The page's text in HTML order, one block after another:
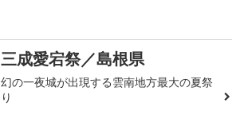
三成愛宕祭／島根県
幻の一夜城が出現する雲南地方最大の夏祭
り